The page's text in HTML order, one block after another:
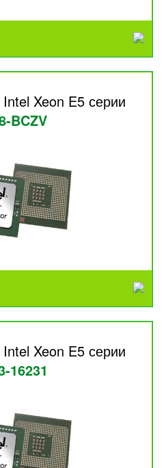
Xeon E5 серии
BCZV
Xeon E5 серии
16231